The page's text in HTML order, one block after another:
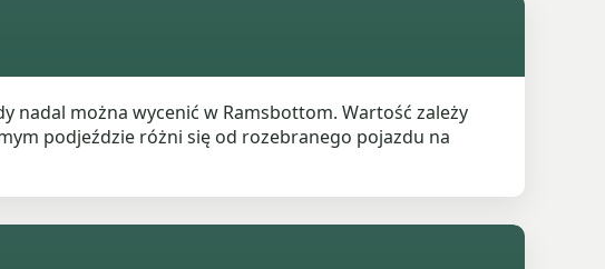
nadal można wycenić w Ramsbottom. Wartość zależy
podjeździe różni się od rozebranego pojazdu na